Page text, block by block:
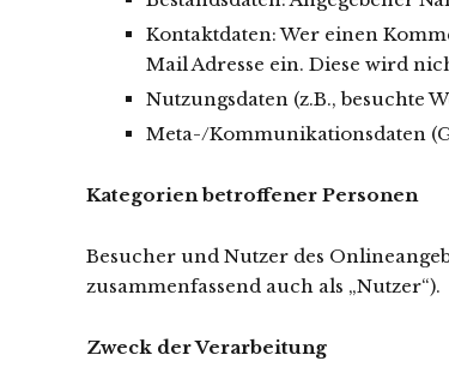
Kontaktdaten: Wer einen
Mail Adresse ein. Diese wird
Nutzungsdaten (z.B., besuchte
Meta-/Kommunikationsdaten
Kategorien betroffener Personen
Besucher und Nutzer des
zusammenfassend auch als „Nutzer“).
Zweck der Verarbeitung